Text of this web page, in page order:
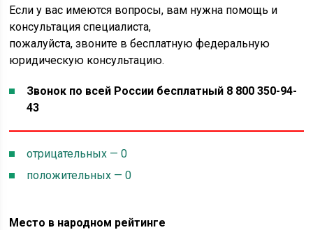
Если у вас имеются вопросы, вам нужна помощь и
консультация специалиста,
пожалуйста, звоните в бесплатную федеральную
юридическую консультацию.
Звонок по всей России бесплатный 8 800 350-94-
43
отрицательных — 0
положительных — 0
Место в народном рейтинге